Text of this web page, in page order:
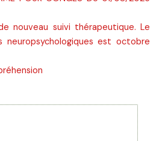
nouveau suivi thérapeutique. Le
neuropsychologiques est octobre